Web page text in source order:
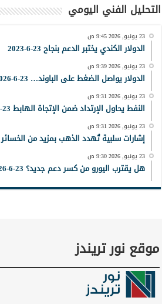
التحليل الفني اليومي
23 يونيو, 2026 9:45 ص
الدولار الكندي يختبر الدعم بنجاح 23-6-2023
23 يونيو, 2026 9:39 ص
الدولار يواصل الضغط على الباوند… 23-6-2026
23 يونيو, 2026 9:31 ص
النفط يحاول الإرتداد ضمن الإتجاة الهابط 23-6-2026
23 يونيو, 2026 9:31 ص
إشارات سلبية تُهدد الذهب بمزيد من الخسائر 23-6-2026
23 يونيو, 2026 9:30 ص
هل يقترب اليورو من كسر دعم جديد؟ 23-6-2026
موقع نور تريندز